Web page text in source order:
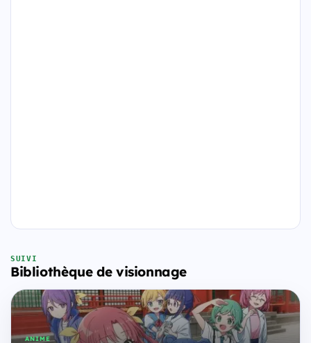
SUIVI
Bibliothèque de visionnage
ANIME